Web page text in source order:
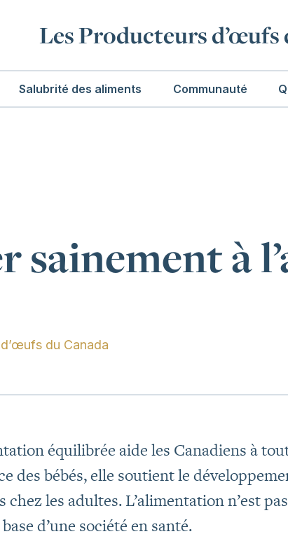
Les Producteurs d’œufs
Salubrité des aliments Communauté
sainement à
du Canada
équilibrée aide les Canadiens à
des bébés, elle soutient le
chez les adultes. L’alimentation n’est
d’une société en santé.